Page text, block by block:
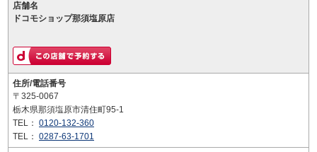
店舗名
ドコモショップ那須塩原店
住所/電話番号
〒325-0067
栃木県那須塩原市清住町95-1
TEL： 0120-132-360
TEL： 0287-63-1701